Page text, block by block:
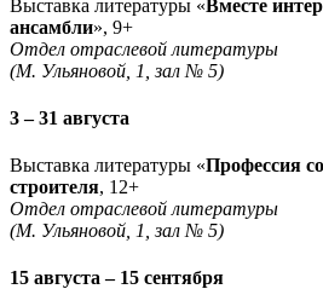
Выставка литературы «Вместе
ансамбли», 9+
Отдел отраслевой литературы
(М. Ульяновой, 1, зал № 5)
3 – 31 августа
Выставка литературы «Профессия
строителя, 12+
Отдел отраслевой литературы
(М. Ульяновой, 1, зал № 5)
15 августа – 15 сентября